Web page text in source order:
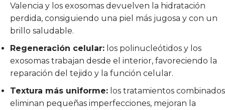
Valencia y los exosomas devuelven la hidratación
perdida, consiguiendo una piel más jugosa y con un
brillo saludable.
Regeneración celular: los polinucleótidos y los
exosomas trabajan desde el interior, favoreciendo la
reparación del tejido y la función celular.
Textura más uniforme: los tratamientos combinados
eliminan pequeñas imperfecciones, mejoran la